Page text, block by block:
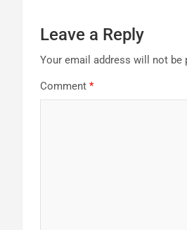
Leave a Reply
Your email address will not be
Comment *